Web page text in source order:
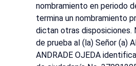
nombramiento en periodo
termina un nombramiento
dictan otras disposiciones.
de prueba al (la) Señor (a)
ANDRADE OJEDA